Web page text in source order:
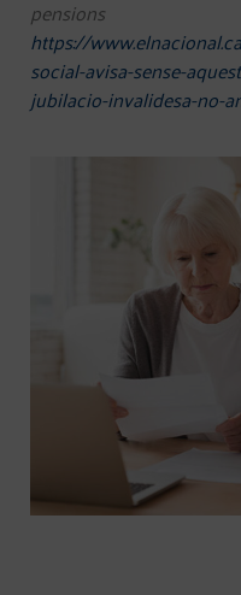
pensions
https://
social-avisa-sense-
jubilacio-invalidesa-no-